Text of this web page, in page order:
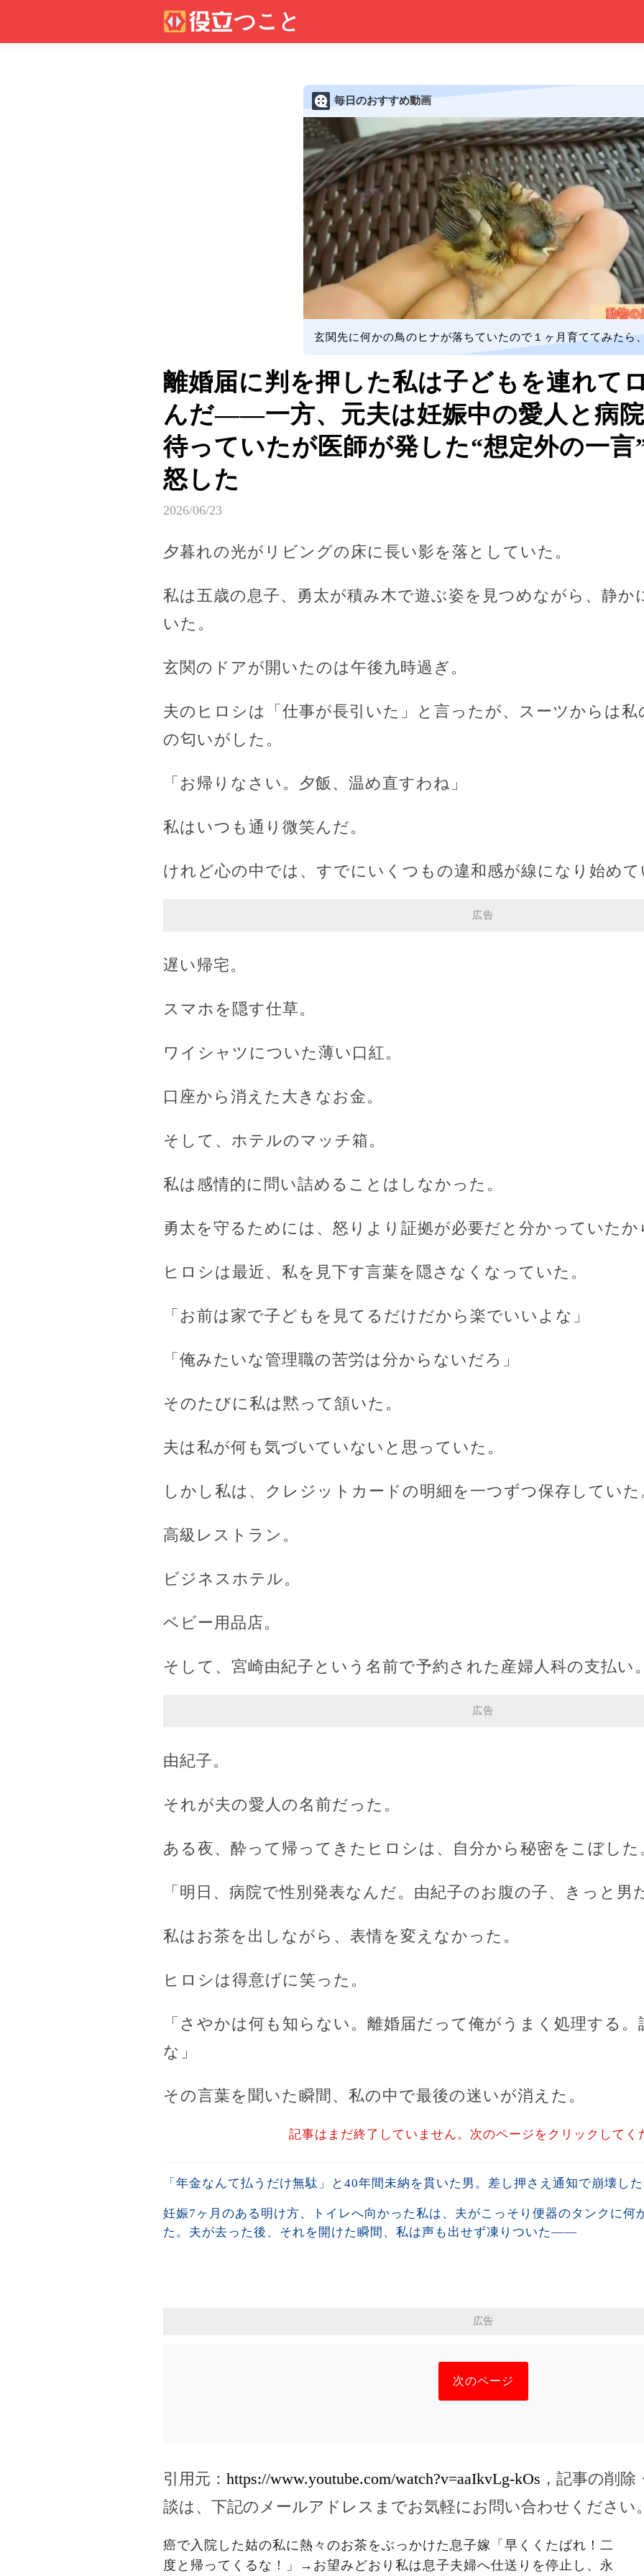
毎日のおすすめ動画
玄関先に何かの鳥のヒナが落ちていたので１ヶ月育ててみたら
離婚届に判を押した私は子どもを連れて
んだ――一方、元夫は妊娠中の愛人と病
待っていたが医師が発した“想定外の一
怒した
2026/06/23
夕暮れの光がリビングの床に長い影を落としていた。
私は五歳の息子、勇太が積み木で遊ぶ姿を見つめながら、静か
いた。
玄関のドアが開いたのは午後九時過ぎ。
夫のヒロシは「仕事が長引いた」と言ったが、スーツからは
の匂いがした。
「お帰りなさい。夕飯、温め直すわね」
私はいつも通り微笑んだ。
けれど心の中では、すでにいくつもの違和感が線になり始め
広告
遅い帰宅。
スマホを隠す仕草。
ワイシャツについた薄い口紅。
口座から消えた大きなお金。
そして、ホテルのマッチ箱。
私は感情的に問い詰めることはしなかった。
勇太を守るためには、怒りより証拠が必要だと分かっていたか
ヒロシは最近、私を見下す言葉を隠さなくなっていた。
「お前は家で子どもを見てるだけだから楽でいいよな」
「俺みたいな管理職の苦労は分からないだろ」
そのたびに私は黙って頷いた。
夫は私が何も気づいていないと思っていた。
しかし私は、クレジットカードの明細を一つずつ保存していた
高級レストラン。
ビジネスホテル。
ベビー用品店。
そして、宮崎由紀子という名前で予約された産婦人科の支払い
広告
由紀子。
それが夫の愛人の名前だった。
ある夜、酔って帰ってきたヒロシは、自分から秘密をこぼした
「明日、病院で性別発表なんだ。由紀子のお腹の子、きっと男
私はお茶を出しながら、表情を変えなかった。
ヒロシは得意げに笑った。
「さやかは何も知らない。離婚届だって俺がうまく処理する
な」
その言葉を聞いた瞬間、私の中で最後の迷いが消えた。
記事はまだ終了していません。次のページをクリックしてく
「年金なんて払うだけ無駄」と40年間未納を貫いた男。差し押さえ通知で崩壊し
妊娠7ヶ月のある明け方、トイレへ向かった私は、夫がこっそり便器のタンクに何
た。夫が去った後、それを開けた瞬間、私は声も出せず凍りついた――
広告
次のページ
引用元： https://www.youtube.com/watch?v=aaIkvLg-kOs ，記事の削
談は、下記のメールアドレスまでお気軽にお問い合わせください
癌で入院した姑の私に熱々のお茶をぶっかけた息子嫁「早くくたばれ！二
度と帰ってくるな！」→お望みどおり私は息子夫婦へ仕送りを停止し、永